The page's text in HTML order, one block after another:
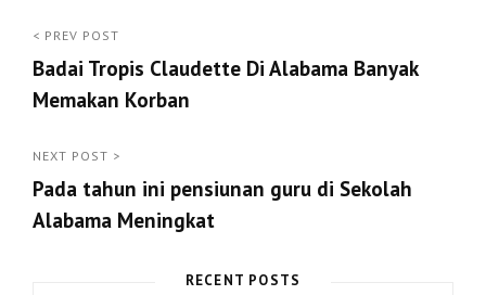
Post
navigation
< PREV POST
Badai Tropis Claudette Di Alabama Banyak
Memakan Korban
Prev
Post
NEXT POST >
Pada tahun ini pensiunan guru di Sekolah
Alabama Meningkat
RECENT POSTS